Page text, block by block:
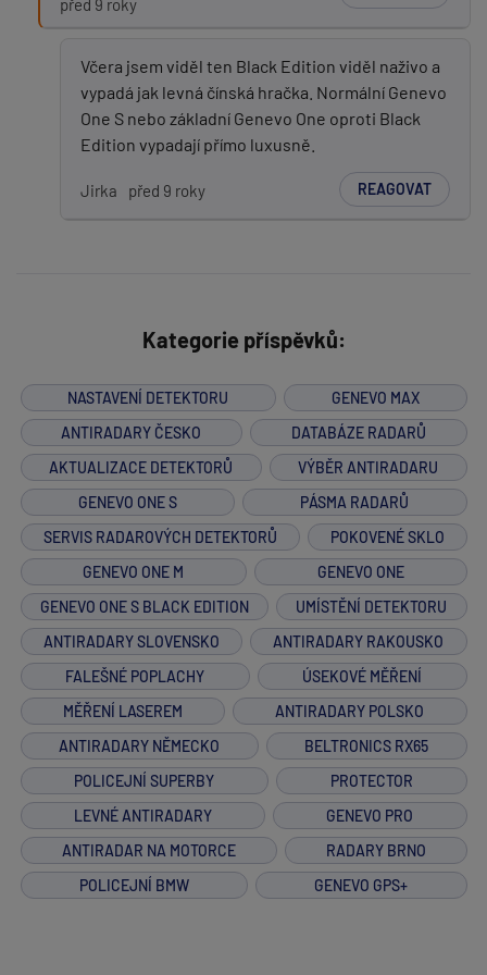
před 9 roky
Včera jsem viděl ten Black Edition viděl naživo a
vypadá jak levná čínská hračka. Normální Genevo
One S nebo základní Genevo One oproti Black
Edition vypadají přímo luxusně.
Jirka před 9 roky REAGOVAT
Kategorie příspěvků:
NASTAVENÍ DETEKTORU
GENEVO MAX
ANTIRADARY ČESKO
DATABÁZE RADARŮ
AKTUALIZACE DETEKTORŮ
VÝBĚR ANTIRADARU
GENEVO ONE S
PÁSMA RADARŮ
SERVIS RADAROVÝCH DETEKTORŮ
POKOVENÉ SKLO
GENEVO ONE M
GENEVO ONE
GENEVO ONE S BLACK EDITION
UMÍSTĚNÍ DETEKTORU
ANTIRADARY SLOVENSKO
ANTIRADARY RAKOUSKO
FALEŠNÉ POPLACHY
ÚSEKOVÉ MĚŘENÍ
MĚŘENÍ LASEREM
ANTIRADARY POLSKO
ANTIRADARY NĚMECKO
BELTRONICS RX65
POLICEJNÍ SUPERBY
PROTECTOR
LEVNÉ ANTIRADARY
GENEVO PRO
ANTIRADAR NA MOTORCE
RADARY BRNO
POLICEJNÍ BMW
GENEVO GPS+